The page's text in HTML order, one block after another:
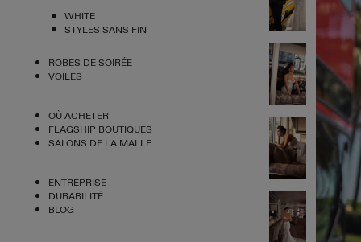
WHITE
STYLES SANS FIN
ROBES DE SOIRÉE
VOILES
OÙ ACHETER
FLAGSHIP BOUTIQUES
SALONS DE LA MALLE
ENTREPRISE
DURABILITÉ
BLOG